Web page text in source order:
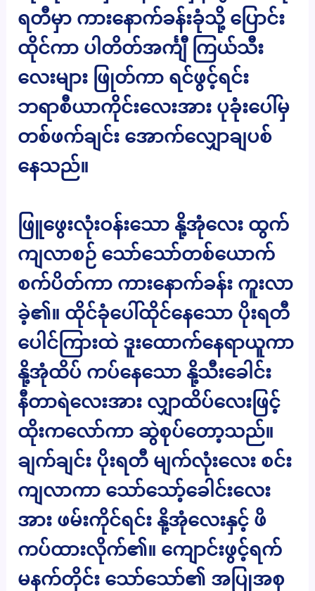
ရတီမှာ ကားနောက်ခန်းခုံသို့ ပြောင်း
ထိုင်ကာ ပါတိတ်အင်္ကျီ ကြယ်သီး
လေးများ ဖြုတ်ကာ ရင်ဖွင့်ရင်း
ဘရာစီယာကိုင်းလေးအား ပုခုံးပေါ်မှ
တစ်ဖက်ချင်း အောက်လျှောချပစ်
နေသည်။
ဖြူဖွေးလုံးဝန်းသော နို့အုံလေး ထွက်
ကျလာစဉ် သော်သော်တစ်ယောက်
စက်ပိတ်ကာ ကားနောက်ခန်း ကူးလာ
ခဲ့၏။ ထိုင်ခုံပေါ်ထိုင်နေသော ပိုးရတီ
ပေါင်ကြားထဲ ဒူးထောက်နေရာယူကာ
နို့အုံထိပ် ကပ်နေသော နို့သီးခေါင်း
နီတာရဲလေးအား လျှာထိပ်လေးဖြင့်
ထိုးကလော်ကာ ဆွဲစုပ်တော့သည်။
ချက်ချင်း ပိုးရတီ မျက်လုံးလေး စင်း
ကျလာကာ သော်သော့်ခေါင်းလေး
အား ဖမ်းကိုင်ရင်း နို့အုံလေးနှင့် ဖိ
ကပ်ထားလိုက်၏။ ကျောင်းဖွင့်ရက်
မနက်တိုင်း သော်သော်၏ အပြုအစု